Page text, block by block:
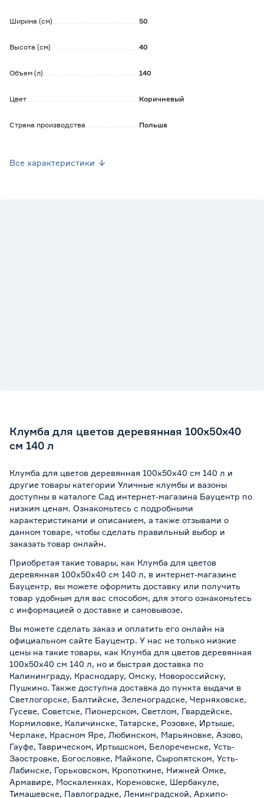
Ширина (см) 50
Высота (см) 40
Объем (л) 140
Цвет Коричневый
Страна производства Польша
Все характеристики
Клумба для цветов деревянная 100х50х40
см 140 л
Клумба для цветов деревянная 100х50х40 см 140 л и
другие товары категории Уличные клумбы и вазоны
доступны в каталоге Сад интернет-магазина Бауцентр по
низким ценам. Ознакомьтесь с подробными
характеристиками и описанием, а также отзывами о
данном товаре, чтобы сделать правильный выбор и
заказать товар онлайн.
Приобретая такие товары, как Клумба для цветов
деревянная 100х50х40 см 140 л, в интернет-магазине
Бауцентр, вы можете оформить доставку или получить
товар удобным для вас способом, для этого ознакомьтесь
с информацией о доставке и самовывозе.
Вы можете сделать заказ и оплатить его онлайн на
официальном сайте Бауцентр. У нас не только низкие
цены на такие товары, как Клумба для цветов деревянная
100х50х40 см 140 л, но и быстрая доставка по
Калининграду, Краснодару, Омску, Новороссийску,
Пушкино. Также доступна доставка до пункта выдачи в
Светлогорске, Балтийске, Зеленоградске, Черняховске,
Гусеве, Советске, Пионерском, Светлом, Гвардейске,
Кормиловке, Каличинске, Татарске, Розовке, Иртыше,
Черлаке, Красном Яре, Любинском, Марьяновке, Азово,
Гауфе, Таврическом, Иртышском, Белореченске, Усть-
Заостровке, Богословке, Майкопе, Сыропятском, Усть-
Лабинске, Горьковском, Кропоткине, Нижней Омке,
Армавире, Москаленках, Кореновске, Шербакуле,
Тимашевске, Павлоградке, Ленинградской, Архипо-